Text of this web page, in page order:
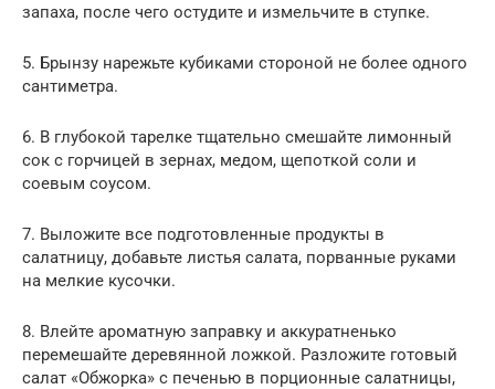
запаха, после чего остудите и измельчите в ступке.
5. Брынзу нарежьте кубиками стороной не более одного
сантиметра.
6. В глубокой тарелке тщательно смешайте лимонный
сок с горчицей в зернах, медом, щепоткой соли и
соевым соусом.
7. Выложите все подготовленные продукты в
салатницу, добавьте листья салата, порванные руками
на мелкие кусочки.
8. Влейте ароматную заправку и аккуратненько
перемешайте деревянной ложкой. Разложите готовый
салат «Обжорка» с печенью в порционные салатницы,